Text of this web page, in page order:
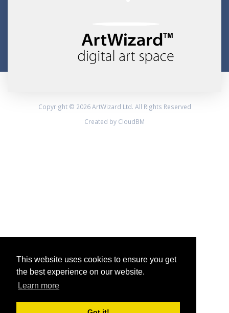
This website uses cookies to ensure you get
the best experience on our website.
Learn more
Copyright © 2026 ArtWizard Ltd. All Rights Reserved
Created by CloudBM